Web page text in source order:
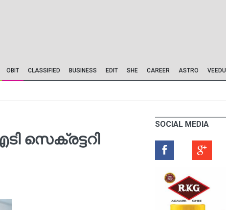
OBIT CLASSIFIED BUSINESS EDIT SHE CAREER ASTRO VEEDU
സെക്രട്ടറി
SOCIAL MEDIA